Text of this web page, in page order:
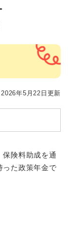
年5月22日更新
険料助成を通
った政策年金で